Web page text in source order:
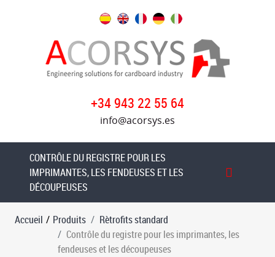
+34 943 22 55 64
info@acorsys.es
CONTRÔLE DU REGISTRE POUR LES
IMPRIMANTES, LES FENDEUSES ET LES
DÉCOUPEUSES
Rètrofits
standard
la
roue
à
friction
sous
vide
Transfert
Accueil / Produits
Rètrofits standard
Contrôle du registre pour les imprimantes, les
fendeuses et les découpeuses